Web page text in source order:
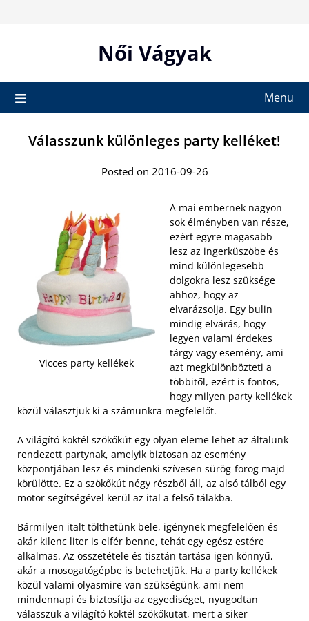
Női Vágyak
Menu
Válasszunk különleges party kelléket!
Posted on 2016-09-26
Vicces party kellékek
A mai embernek nagyon
sok élményben van része,
ezért egyre magasabb
lesz az ingerküszöbe és
mind különlegesebb
dolgokra lesz szüksége
ahhoz, hogy az
elvarázsolja. Egy bulin
mindig elvárás, hogy
legyen valami érdekes
tárgy vagy esemény, ami
azt megkülönbözteti a
többitől, ezért is fontos,
hogy milyen party kellékek
közül választjuk ki a számunkra megfelelőt.
A világító koktél szökőkút egy olyan eleme lehet az általunk
rendezett partynak, amelyik biztosan az esemény
központjában lesz és mindenki szívesen sürög-forog majd
körülötte. Ez a szökőkút négy részből áll, az alsó tálból egy
motor segítségével kerül az ital a felső tálakba.
Bármilyen italt tölthetünk bele, igénynek megfelelően és
akár kilenc liter is elfér benne, tehát egy egész estére
alkalmas. Az összetétele és tisztán tartása igen könnyű,
akár a mosogatógépbe is betehetjük. Ha a party kellékek
közül valami olyasmire van szükségünk, ami nem
mindennapi és biztosítja az egyediséget, nyugodtan
válasszuk a világító koktél szökőkutat, mert a siker